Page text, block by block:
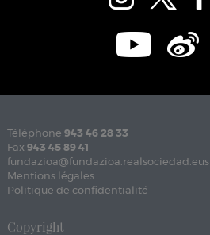
Téléphone 943 46 28 33
Fax 943 45 89 41
fundazioa@fundazioa.realsociedad.eus
Mentions légales
Politique de confidentialité
Copyright